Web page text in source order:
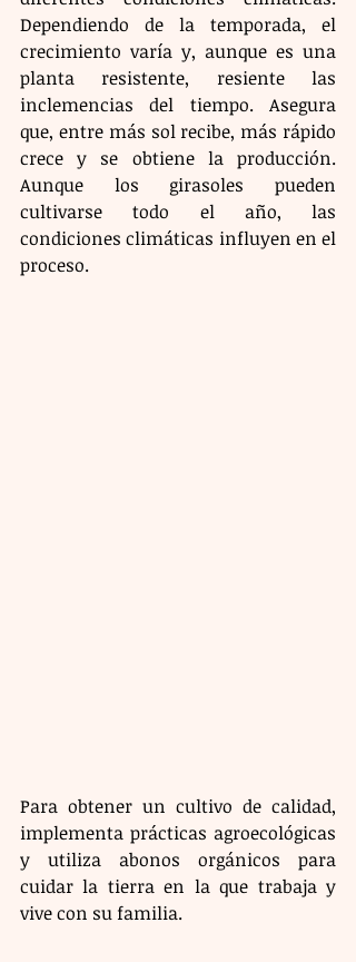
Dependiendo de la temporada, el
crecimiento varía y, aunque es una
planta resistente, resiente las
inclemencias del tiempo. Asegura
que, entre más sol recibe, más rápido
crece y se obtiene la producción.
Aunque los girasoles pueden
cultivarse todo el año, las
condiciones climáticas influyen en el
proceso.
Para obtener un cultivo de calidad,
implementa prácticas agroecológicas
y utiliza abonos orgánicos para
cuidar la tierra en la que trabaja y
vive con su familia.